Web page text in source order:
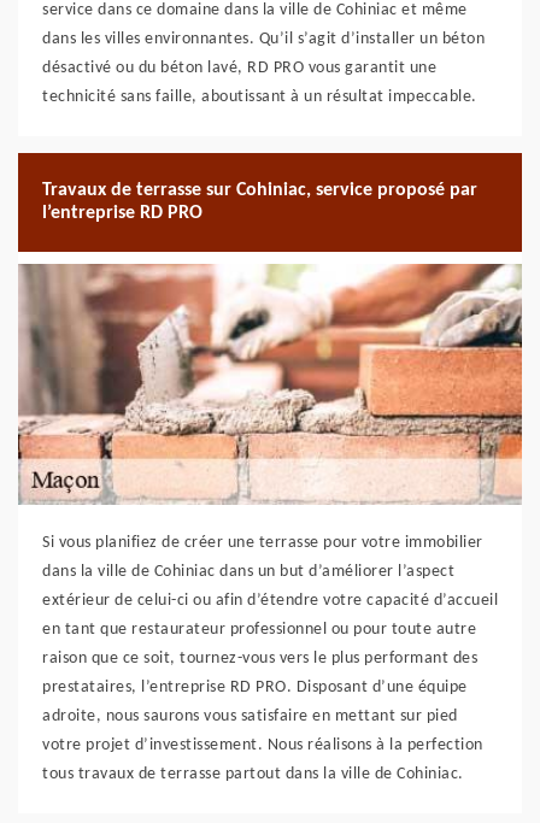
service dans ce domaine dans la ville de Cohiniac et même
dans les villes environnantes. Qu’il s’agit d’installer un béton
désactivé ou du béton lavé, RD PRO vous garantit une
technicité sans faille, aboutissant à un résultat impeccable.
Travaux de terrasse sur Cohiniac, service proposé par
l’entreprise RD PRO
Si vous planifiez de créer une terrasse pour votre immobilier
dans la ville de Cohiniac dans un but d’améliorer l’aspect
extérieur de celui-ci ou afin d’étendre votre capacité d’accueil
en tant que restaurateur professionnel ou pour toute autre
raison que ce soit, tournez-vous vers le plus performant des
prestataires, l’entreprise RD PRO. Disposant d’une équipe
adroite, nous saurons vous satisfaire en mettant sur pied
votre projet d’investissement. Nous réalisons à la perfection
tous travaux de terrasse partout dans la ville de Cohiniac.